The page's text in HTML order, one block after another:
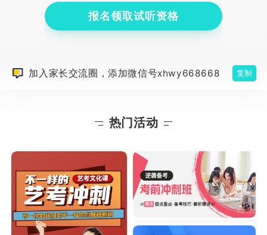
报名领取试听资格
加入家长交流圈，添加微信号xhwy668668 复制
热门活动